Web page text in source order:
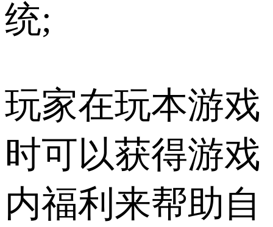
统;
玩家在玩本游戏
时可以获得游戏
内福利来帮助自